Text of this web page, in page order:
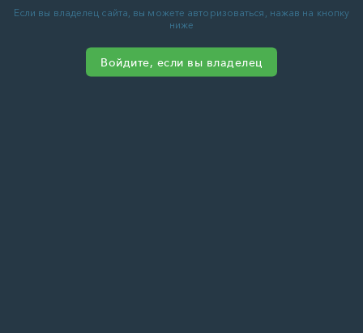
Если вы владелец сайта, вы можете авторизоваться, нажав на кнопку
ниже
Войдите, если вы владелец